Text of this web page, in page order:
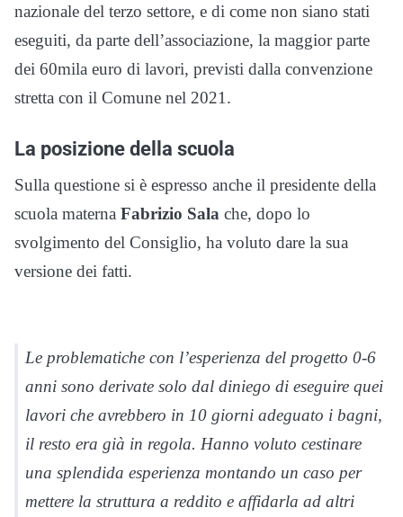
nazionale del terzo settore, e di come non siano stati
eseguiti, da parte dell’associazione, la maggior parte
dei 60mila euro di lavori, previsti dalla convenzione
stretta con il Comune nel 2021.
La posizione della scuola
Sulla questione si è espresso anche il presidente della
scuola materna Fabrizio Sala che, dopo lo
svolgimento del Consiglio, ha voluto dare la sua
versione dei fatti.
Le problematiche con l’esperienza del progetto 0-6
anni sono derivate solo dal diniego di eseguire quei
lavori che avrebbero in 10 giorni adeguato i bagni,
il resto era già in regola. Hanno voluto cestinare
una splendida esperienza montando un caso per
mettere la struttura a reddito e affidarla ad altri